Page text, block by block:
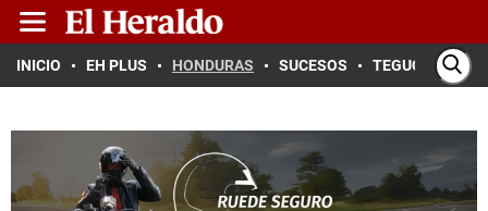
INICIO EH PLUS HONDURAS SUCESOS TEGUCIGALPA